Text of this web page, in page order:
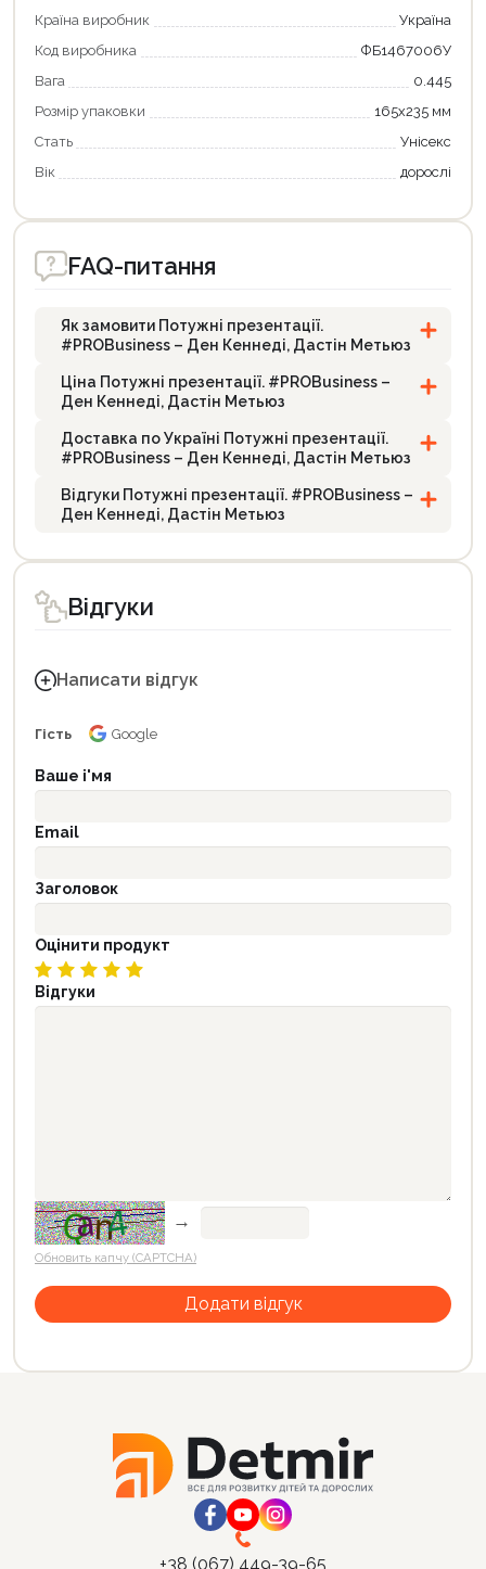
Країна виробник
Україна
Код виробника
ФБ1467006У
Вага
0.445
Розмір упаковки
165х235 мм
Стать
Унісекс
Вік
дорослі
FAQ-питання
Як замовити Потужні презентації.
#PROBusiness – Ден Кеннеді, Дастін Метьюз
Ціна Потужні презентації. #PROBusiness –
Ден Кеннеді, Дастін Метьюз
Доставка по Україні Потужні презентації.
#PROBusiness – Ден Кеннеді, Дастін Метьюз
Відгуки Потужні презентації. #PROBusiness –
Ден Кеннеді, Дастін Метьюз
Відгуки
Написати відгук
Гість Google
Ваше і'мя
Email
Заголовок
Оцінити продукт
Відгуки
→
Обновить капчу (CAPTCHA)
+38 (067) 449-39-65